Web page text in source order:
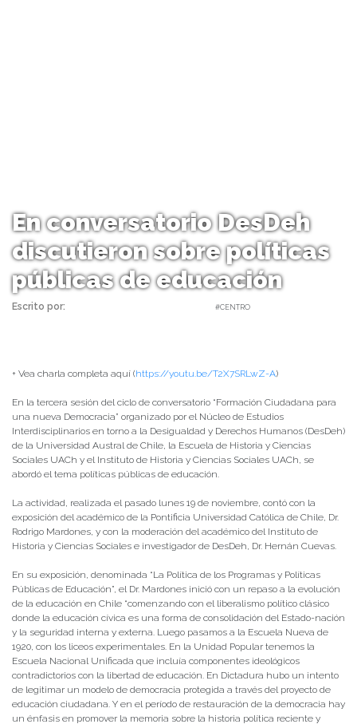
En conversatorio DesDeh
discutieron sobre políticas
públicas de educación
Escrito por: #CENTRO
+ Vea charla completa aquí (https://youtu.be/T2X7SRLwZ-A)
En la tercera sesión del ciclo de conversatorio “Formación Ciudadana para
una nueva Democracia” organizado por el Núcleo de Estudios
Interdisciplinarios en torno a la Desigualdad y Derechos Humanos (DesDeh)
de la Universidad Austral de Chile, la Escuela de Historia y Ciencias
Sociales UACh y el Instituto de Historia y Ciencias Sociales UACh, se
abordó el tema políticas públicas de educación.
La actividad, realizada el pasado lunes 19 de noviembre, contó con la
exposición del académico de la Pontificia Universidad Católica de Chile, Dr.
Rodrigo Mardones, y con la moderación del académico del Instituto de
Historia y Ciencias Sociales e investigador de DesDeh, Dr. Hernán Cuevas.
En su exposición, denominada “La Política de los Programas y Políticas
Públicas de Educación”, el Dr. Mardones inició con un repaso a la evolución
de la educación en Chile “comenzando con el liberalismo político clásico
donde la educación cívica es una forma de consolidación del Estado-nación
y la seguridad interna y externa. Luego pasamos a la Escuela Nueva de
1920, con los liceos experimentales. En la Unidad Popular tenemos la
Escuela Nacional Unificada que incluía componentes ideológicos
contradictorios con la libertad de educación. En Dictadura hubo un intento
de legitimar un modelo de democracia protegida a través del proyecto de
educación ciudadana. Y en el período de restauración de la democracia hay
un énfasis en promover la memoria sobre la historia política reciente y